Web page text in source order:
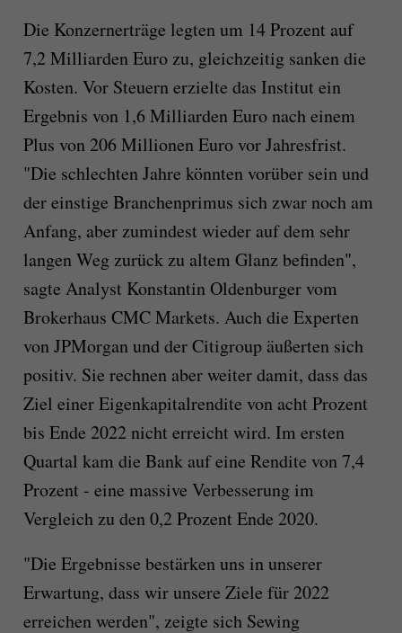
Die Konzernerträge legten um 14 Prozent auf
7,2 Milliarden Euro zu, gleichzeitig sanken die
Kosten. Vor Steuern erzielte das Institut ein
Ergebnis von 1,6 Milliarden Euro nach einem
Plus von 206 Millionen Euro vor Jahresfrist.
"Die schlechten Jahre könnten vorüber sein und
der einstige Branchenprimus sich zwar noch am
Anfang, aber zumindest wieder auf dem sehr
langen Weg zurück zu altem Glanz befinden",
sagte Analyst Konstantin Oldenburger vom
Brokerhaus CMC Markets. Auch die Experten
von JPMorgan und der Citigroup äußerten sich
positiv. Sie rechnen aber weiter damit, dass das
Ziel einer Eigenkapitalrendite von acht Prozent
bis Ende 2022 nicht erreicht wird. Im ersten
Quartal kam die Bank auf eine Rendite von 7,4
Prozent - eine massive Verbesserung im
Vergleich zu den 0,2 Prozent Ende 2020.
"Die Ergebnisse bestärken uns in unserer
Erwartung, dass wir unsere Ziele für 2022
erreichen werden", zeigte sich Sewing